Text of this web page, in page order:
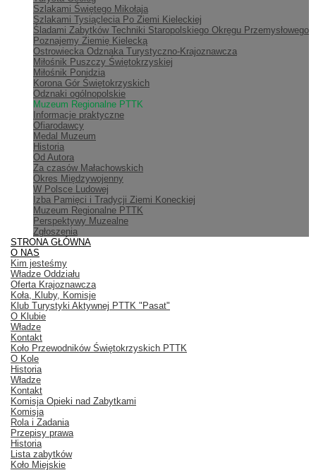
Szlakami Świętego Mikołaja
Szlakami Tysiąclecia Po Ziemi Kieleckiej
Śladami Zabytków Techniki Staropolskiego Okręgu Przemysłowego
Poznajemy Ziemię Kielecką
Ostrowiecka Odznaka Turystyczno-Krajoznawcza
Miłośnik Puszczy Świętokrzyskiej
Miłośnik Ponidzia
Korona Gór Świętokrzyskich
Odznaki ogólnopolskie
Muzeum Regionalne PTTK
Informacje praktyczne
Ofiarodawcy
Medal Muzeum
Historia
Od Autora
Za czasów Małachowskich
Okres Międzywojenny
W Polsce Ludowej
Izba Pamięci i Tradycji Ziemi Koneckiej
Muzeum Regionalne PTTK
Perspektywy Muzealne
Zgłoszenia
STRONA GŁÓWNA
O NAS
Kim jesteśmy
Władze Oddziału
Oferta Krajoznawcza
Koła, Kluby, Komisje
Klub Turystyki Aktywnej PTTK "Pasat"
O Klubie
Władze
Kontakt
Koło Przewodników Świętokrzyskich PTTK
O Kole
Historia
Władze
Kontakt
Komisja Opieki nad Zabytkami
Komisja
Rola i Zadania
Przepisy prawa
Historia
Lista zabytków
Koło Miejskie